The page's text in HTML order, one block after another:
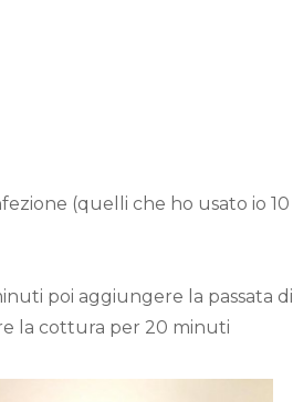
(quelli che ho usato io 10
poi aggiungere la passata di
la cottura per 20 minuti